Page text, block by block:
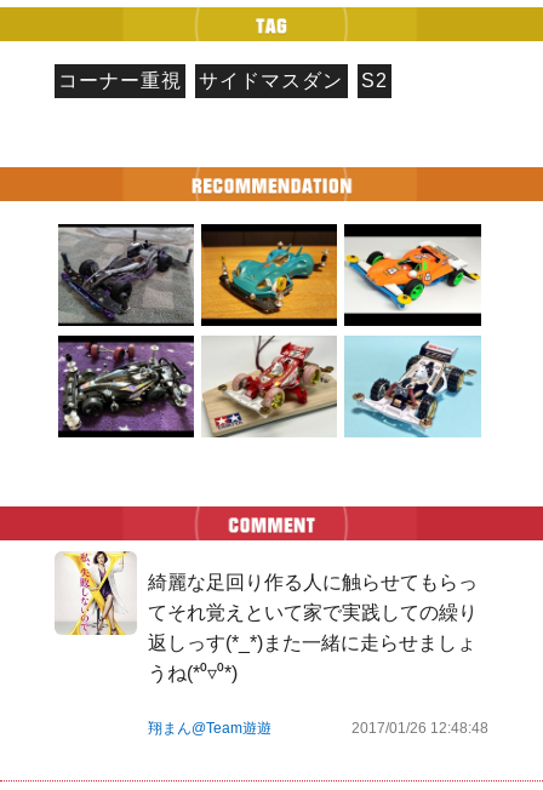
コーナー重視 サイドマスダン S2
綺麗な足回り作る人に触らせてもらっ
てそれ覚えといて家で実践しての繰り
返しっす(*_*)また一緒に走らせましょ
うね(*⁰▿⁰*)
翔まん@Team遊遊 2017/01/26 12:48:48